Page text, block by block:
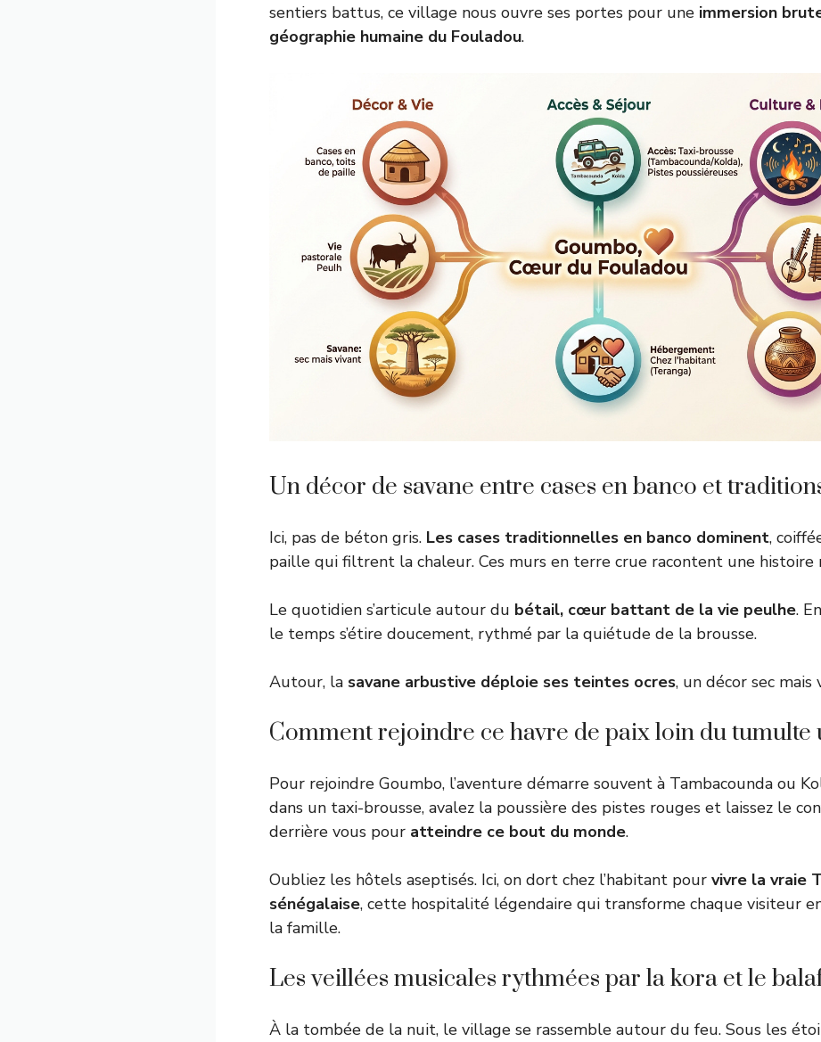
sentiers battus, ce village nous ouvre ses portes pour une immersion
géographie humaine du Fouladou.
Un décor de savane entre cases en banco et
Ici, pas de béton gris. Les cases traditionnelles en banco dominent,
paille qui filtrent la chaleur. Ces murs en terre crue racontent une histoire
Le quotidien s’articule autour du bétail, cœur battant de la vie peulhe.
le temps s’étire doucement, rythmé par la quiétude de la brousse.
Autour, la savane arbustive déploie ses teintes ocres, un décor sec mais
Comment rejoindre ce havre de paix loin du tumulte
Pour rejoindre Goumbo, l’aventure démarre souvent à Tambacounda ou
dans un taxi-brousse, avalez la poussière des pistes rouges et laissez le
derrière vous pour atteindre ce bout du monde.
Oubliez les hôtels aseptisés. Ici, on dort chez l’habitant pour vivre la vraie
sénégalaise, cette hospitalité légendaire qui transforme chaque visiteur
la famille.
Les veillées musicales rythmées par la kora et le
À la tombée de la nuit, le village se rassemble autour du feu. Sous les